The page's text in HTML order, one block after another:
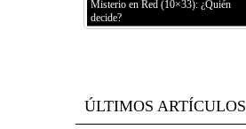
Misterio en Red (10×33): ¿Quién
decide?
ÚLTIMOS ARTÍCULOS